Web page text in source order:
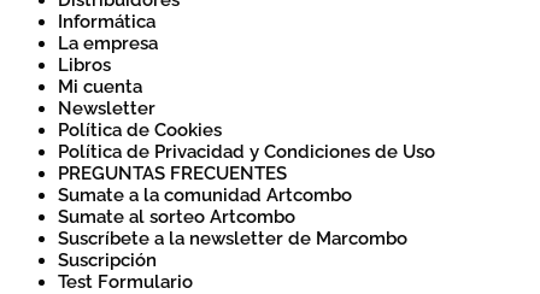
Informática
La empresa
Libros
Mi cuenta
Newsletter
Política de Cookies
Política de Privacidad y Condiciones de Uso
PREGUNTAS FRECUENTES
Sumate a la comunidad Artcombo
Sumate al sorteo Artcombo
Suscríbete a la newsletter de Marcombo
Suscripción
Test Formulario